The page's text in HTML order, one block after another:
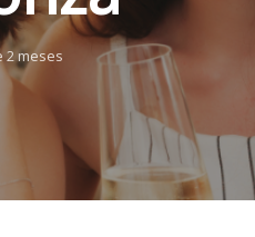
2 meses